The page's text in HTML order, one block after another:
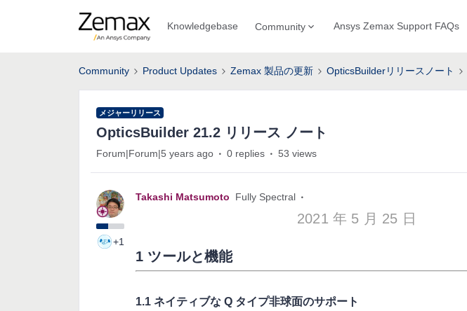
Knowledgebase Community Ansys Zemax Support FAQs
Community Product Updates Zemax 製品の更新 OpticsBuilderリリースノート
メジャーリリース
OpticsBuilder 21.2 リリース ノート
Forum|Forum|5 years ago 0 replies 53 views
+1
Takashi Matsumoto Fully Spectral
2021 年 5 月 25 日
1 ツールと機能
1.1 ネイティブな Q タイプ非球面のサポート